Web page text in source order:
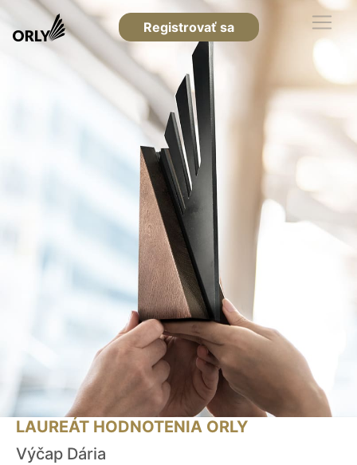
Registrovať sa
LAUREÁT HODNOTENIA ORLY
Výčap Dária